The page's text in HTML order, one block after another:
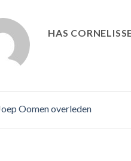
HAS
Oomen overleden